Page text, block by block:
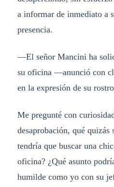
a informar de inmediato a
presencia.
—El señor Mancini ha
su oficina —anunció con
en la expresión de su
Me pregunté con
desaprobación, qué quizás
tendría que buscar una
oficina? ¿Qué asunto
humilde como yo con su